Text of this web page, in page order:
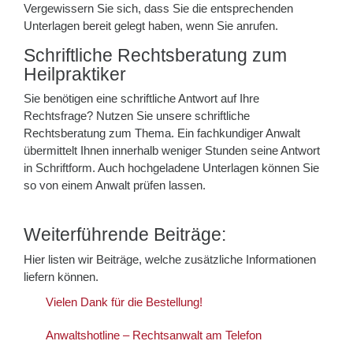
Vergewissern Sie sich, dass Sie die entsprechenden
Unterlagen bereit gelegt haben, wenn Sie anrufen.
Schriftliche Rechtsberatung zum
Heilpraktiker
Sie benötigen eine schriftliche Antwort auf Ihre
Rechtsfrage? Nutzen Sie unsere schriftliche
Rechtsberatung zum Thema. Ein fachkundiger Anwalt
übermittelt Ihnen innerhalb weniger Stunden seine Antwort
in Schriftform. Auch hochgeladene Unterlagen können Sie
so von einem Anwalt prüfen lassen.
Weiterführende Beiträge:
Hier listen wir Beiträge, welche zusätzliche Informationen
liefern können.
Vielen Dank für die Bestellung!
Anwaltshotline – Rechtsanwalt am Telefon